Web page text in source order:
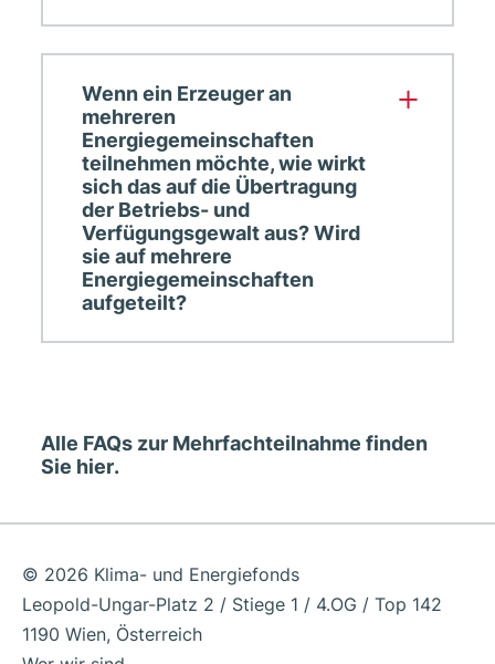
Wenn ein Erzeuger an
mehreren
Energiegemeinschaften
teilnehmen möchte, wie wirkt
sich das auf die Übertragung
der Betriebs- und
Verfügungsgewalt aus? Wird
sie auf mehrere
Energiegemeinschaften
aufgeteilt?
Alle FAQs zur Mehrfachteilnahme finden
Sie hier.
© 2026 Klima- und Energiefonds
Leopold-Ungar-Platz 2 / Stiege 1 / 4.OG / Top 142
1190 Wien, Österreich